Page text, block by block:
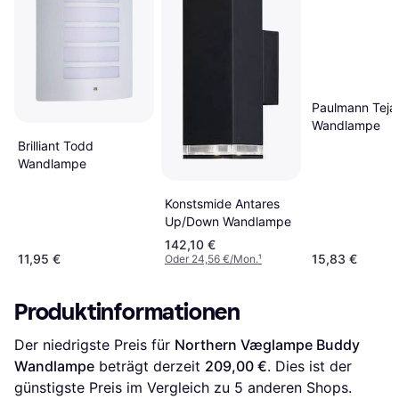
Brilliant Todd
Wandlampe
11,95 €
Konstsmide Antares
Up/Down Wandlampe
142,10 €
Oder 24,56 €/Mon.¹
Paulmann Teja
Wandlampe
15,83 €
Produktinformationen
Der niedrigste Preis für Northern Væglampe Buddy
Wandlampe beträgt derzeit 209,00 €. Dies ist der
günstigste Preis im Vergleich zu 5 anderen Shops.